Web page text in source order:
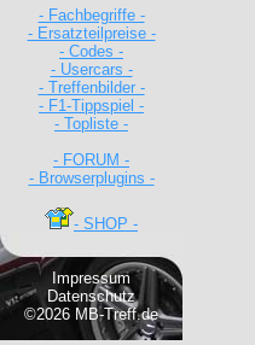
- Fachbegriffe -
- Ersatzteilpreise -
- Codes -
- Usercars -
- Treffenbilder -
- F1-Tippspiel -
- Topliste -
- FORUM -
- Browserplugins -
- SHOP -
Impressum
Datenschutz
©2026 MB-Treff.de